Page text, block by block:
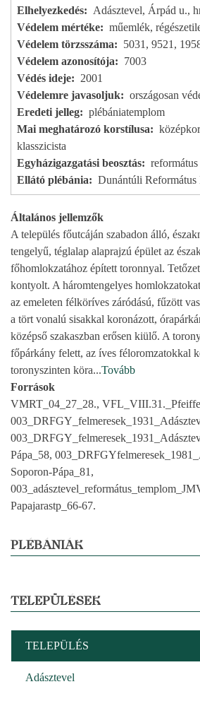
Elhelyezkedés
Adásztevel, Árpád u.,
Védelem mértéke
műemlék,
Védelem törzsszáma
5031, 9521,
Védelem azonosítója
7003
Védés ideje
2001
Védelemre javasoljuk
országosan
Eredeti jelleg
plébániatemplom
Mai meghatározó korstílusa
klasszicista
Egyházigazgatási beosztás
Ellátó plébánia
Dunántúli Református
Általános jellemzők
A település főutcáján szabadon álló,
tengelyű, téglalap alaprajzú épület az
főhomlokzatához épített toronnyal.
kontyolt. A háromtengelyes
az emeleten félköríves záródású, fűzött
a tört vonalú sisakkal koronázott,
középső szakaszban erősen kiülő. A
főpárkány felett, az íves féloromzatokkal
toronyszinten köra...Tovább
Források
VMRT_04_27_28.,
Pápa_58,
Soporon-Pápa_81,
Papajarastp_66-67.
PLÉBÁNIÁK
TELEPÜLÉSEK
TELEPÜLÉS
Adásztevel